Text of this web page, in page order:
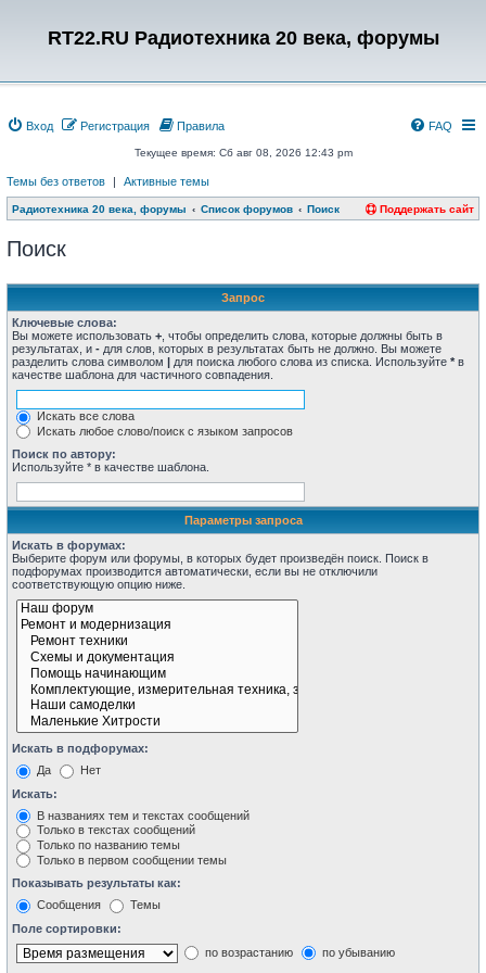
RT22.RU Радиотехника 20 века, форумы
Вход Регистрация FAQ
Правила
Текущее время: Сб авг 08, 2026 12:43 pm
Темы без ответов | Активные темы
Радиотехника 20 века, форумы Список форумов Поиск Поддержать сайт
Поиск
Запрос
Ключевые слова:
Вы можете использовать + , чтобы определить слова, которые должны быть в
результатах, и - для слов, которых в результатах быть не должно. Вы можете
разделить слова символом | для поиска любого слова из списка. Используйте * в
качестве шаблона для частичного совпадения.
Искать все слова
Искать любое слово/поиск с языком запросов
Поиск по автору:
Используйте * в качестве шаблона.
Параметры запроса
Искать в форумах:
Выберите форум или форумы, в которых будет произведён поиск. Поиск в
подфорумах производится автоматически, если вы не отключили
соответствующую опцию ниже.
Искать в подфорумах:
Да
Нет
Искать:
В названиях тем и текстах сообщений
Только в текстах сообщений
Только по названию темы
Только в первом сообщении темы
Показывать результаты как:
Сообщения
Темы
Поле сортировки:
по возрастанию
по убыванию